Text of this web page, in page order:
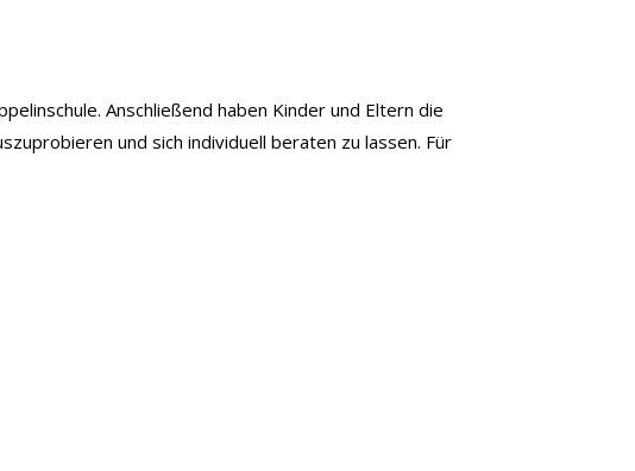
Anschließend haben Kinder und Eltern die
und sich individuell beraten zu lassen. Für